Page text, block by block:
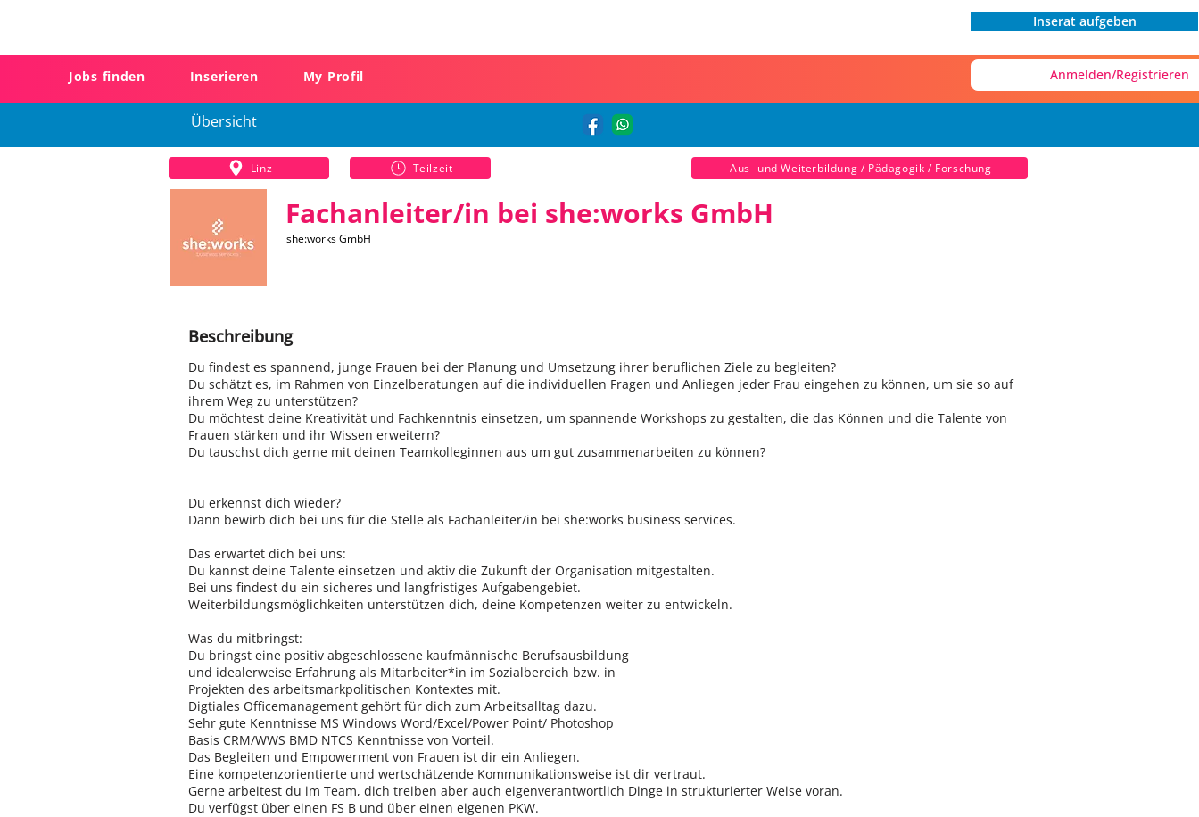
Inserat aufgeben
Jobs finden Inserieren My Profil Anmelden/Registrieren
Linz Teilzeit Aus- und Weiterbildung / Pädagogik / Forschung
Fachanleiter/in bei she:works GmbH
she:works GmbH
Übersicht
Beschreibung
Du findest es spannend, junge Frauen bei der Planung und Umsetzung ihrer beruflichen Ziele zu begleiten?
Du schätzt es, im Rahmen von Einzelberatungen auf die individuellen Fragen und Anliegen jeder Frau eingehen zu können, um sie so auf
ihrem Weg zu unterstützen?
Du möchtest deine Kreativität und Fachkenntnis einsetzen, um spannende Workshops zu gestalten, die das Können und die Talente von
Frauen stärken und ihr Wissen erweitern?
Du tauschst dich gerne mit deinen Teamkolleginnen aus um gut zusammenarbeiten zu können?
Du erkennst dich wieder?
Dann bewirb dich bei uns für die Stelle als Fachanleiter/in bei she:works business services.
Das erwartet dich bei uns:
Du kannst deine Talente einsetzen und aktiv die Zukunft der Organisation mitgestalten.
Bei uns findest du ein sicheres und langfristiges Aufgabengebiet.
Weiterbildungsmöglichkeiten unterstützen dich, deine Kompetenzen weiter zu entwickeln.
Was du mitbringst:
Du bringst eine positiv abgeschlossene kaufmännische Berufsausbildung
und idealerweise Erfahrung als Mitarbeiter*in im Sozialbereich bzw. in
Projekten des arbeitsmarkpolitischen Kontextes mit.
Digtiales Officemanagement gehört für dich zum Arbeitsalltag dazu.
Sehr gute Kenntnisse MS Windows Word/Excel/Power Point/ Photoshop
Basis CRM/WWS BMD NTCS Kenntnisse von Vorteil.
Das Begleiten und Empowerment von Frauen ist dir ein Anliegen.
Eine kompetenzorientierte und wertschätzende Kommunikationsweise ist dir vertraut.
Gerne arbeitest du im Team, dich treiben aber auch eigenverantwortlich Dinge in strukturierter Weise voran.
Du verfügst über einen FS B und über einen eigenen PKW.